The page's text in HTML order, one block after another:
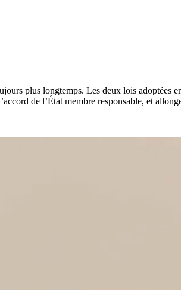
plus longtemps. Les deux lois adoptées
de l’État membre responsable, et